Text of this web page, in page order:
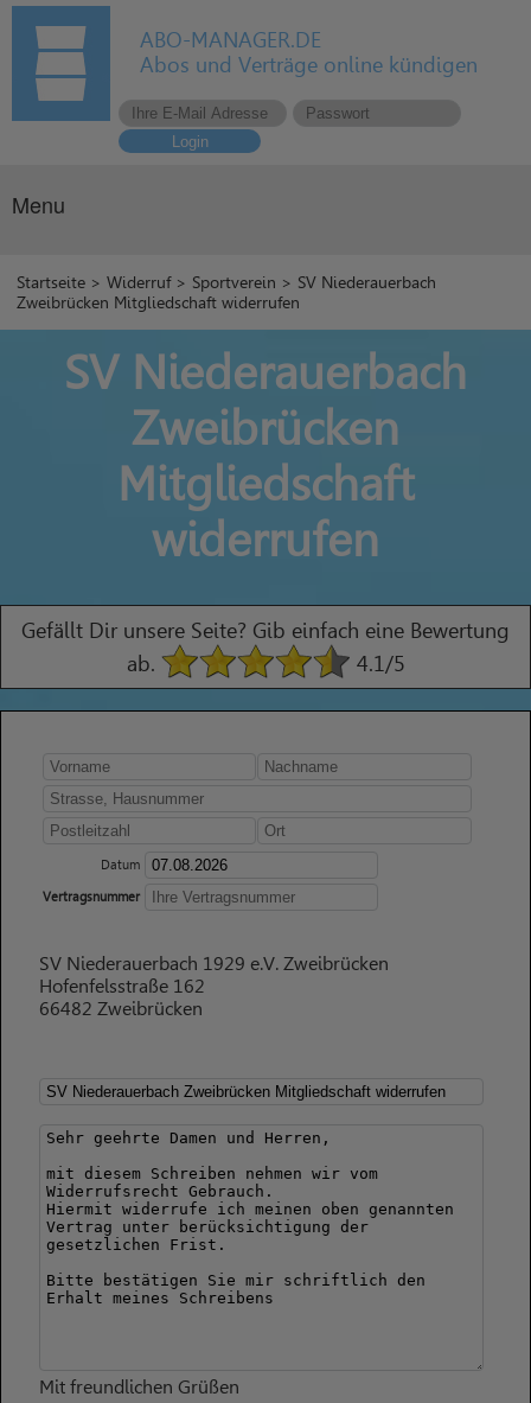
ABO-MANAGER.DE
Abos und Verträge online kündigen
Login
Menu
Startseite >Widerruf> Sportverein > SV Niederauerbach
Zweibrücken Mitgliedschaft widerrufen
SV Niederauerbach
Zweibrücken
Mitgliedschaft
widerrufen
Gefällt Dir unsere Seite? Gib einfach eine Bewertung
ab.
4.1 /5
Datum
Vertragsnummer
SV Niederauerbach 1929 e.V. Zweibrücken
Hofenfelsstraße 162
66482 Zweibrücken
Mit freundlichen Grüßen